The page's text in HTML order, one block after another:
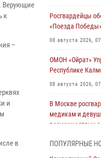
Верующие
к
–
и
в
Росгвардейцы
«Поезда
08 августа 2026,
ОМОН «Ойрат»
Республике
08 августа 2026,
В Москве
медикам и
возможностями
ПОПУЛЯРНЫЕ